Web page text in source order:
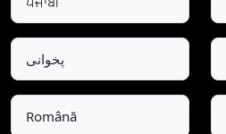
پخوانی
Română